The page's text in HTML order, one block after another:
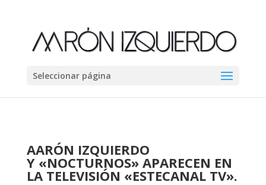
Seleccionar página
AARÓN IZQUIERDO
Y «NOCTURNOS» APARECEN EN
LA TELEVISIÓN «ESTECANAL TV».